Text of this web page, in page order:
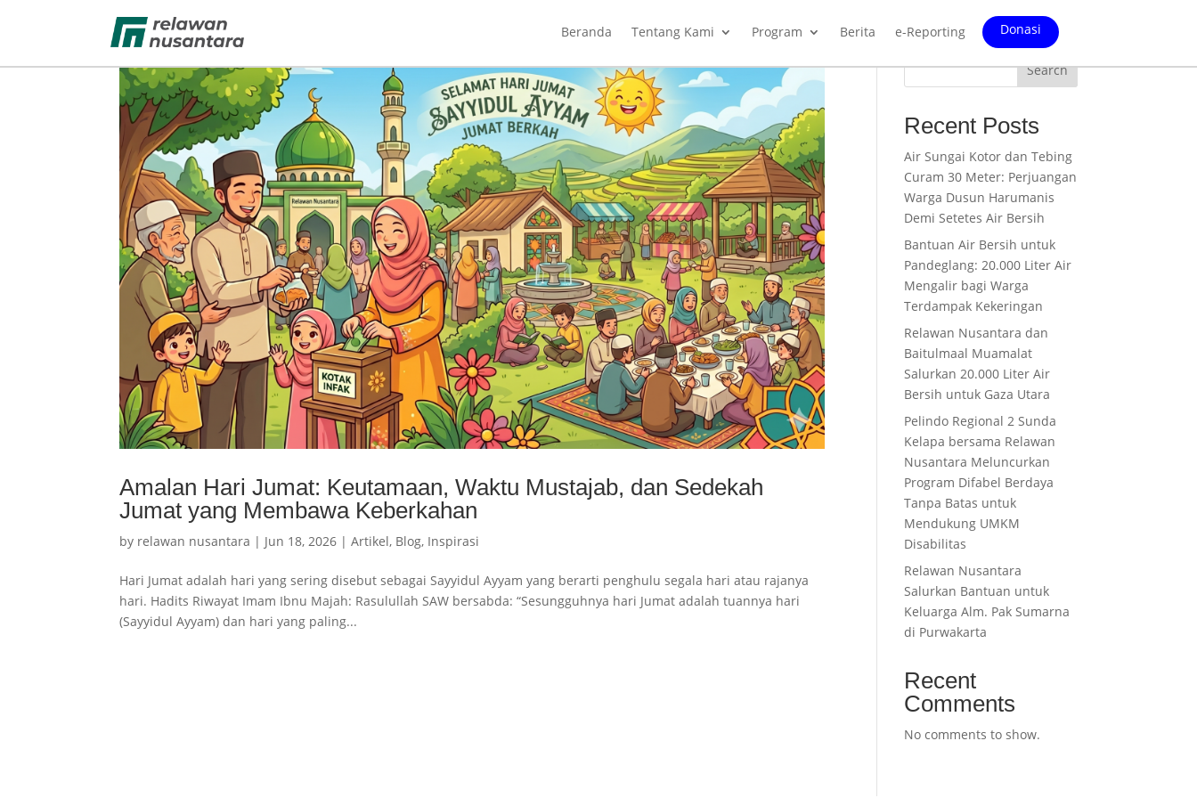
Beranda Tentang Kami Program Berita e-Reporting Donasi
Amalan Hari Jumat: Keutamaan, Waktu Mustajab, dan Sedekah
Jumat yang Membawa Keberkahan
by relawan nusantara | Jun 18, 2026 |Artikel, Blog, Inspirasi
Hari Jumat adalah hari yang sering disebut sebagai Sayyidul Ayyam yang berarti penghulu segala hari atau rajanya
hari. Hadits Riwayat Imam Ibnu Majah: Rasulullah SAW bersabda: “Sesungguhnya hari Jumat adalah tuannya hari
(Sayyidul Ayyam) dan hari yang paling...
Search
Recent Posts
Air Sungai Kotor dan Tebing
Curam 30 Meter: Perjuangan
Warga Dusun Harumanis
Demi Setetes Air Bersih
Bantuan Air Bersih untuk
Pandeglang: 20.000 Liter Air
Mengalir bagi Warga
Terdampak Kekeringan
Relawan Nusantara dan
Baitulmaal Muamalat
Salurkan 20.000 Liter Air
Bersih untuk Gaza Utara
Pelindo Regional 2 Sunda
Kelapa bersama Relawan
Nusantara Meluncurkan
Program Difabel Berdaya
Tanpa Batas untuk
Mendukung UMKM
Disabilitas
Relawan Nusantara
Salurkan Bantuan untuk
Keluarga Alm. Pak Sumarna
di Purwakarta
Recent
Comments
No comments to show.